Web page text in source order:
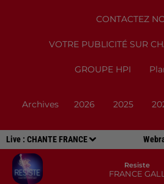
Live : CHANTE FRANCE
Resiste
FRANCE GALL
CONTACTEZ
VOTRE PUBLICITÉ SUR
GROUPE HPI
Archives 2026 2025